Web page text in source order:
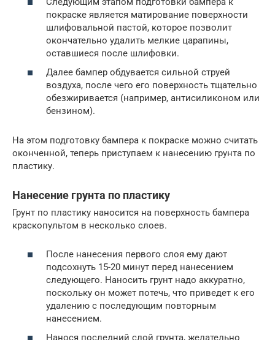
покраске является матирование поверхности
шлифовальной пастой, которое позволит
окончательно удалить мелкие царапины,
оставшиеся после шлифовки.
Далее бампер обдувается сильной струей
воздуха, после чего его поверхность тщательно
обезжиривается (например, антисиликоном или
бензином).
На этом подготовку бампера к покраске можно считать
оконченной, теперь приступаем к нанесению грунта по
пластику.
Нанесение грунта по пластику
Грунт по пластику наносится на поверхность бампера
краскопультом в несколько слоев.
После нанесения первого слоя ему дают
подсохнуть 15-20 минут перед нанесением
следующего. Наносить грунт надо аккуратно,
поскольку он может потечь, что приведет к его
удалению с последующим повторным
нанесением.
Нанося последний слой грунта, желательно